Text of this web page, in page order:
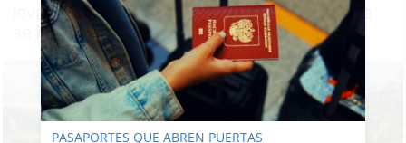
levantamiento de las medidas gracias a que
se ha superado la etapa de escasez severa
PASAPORTES QUE ABREN PUERTAS